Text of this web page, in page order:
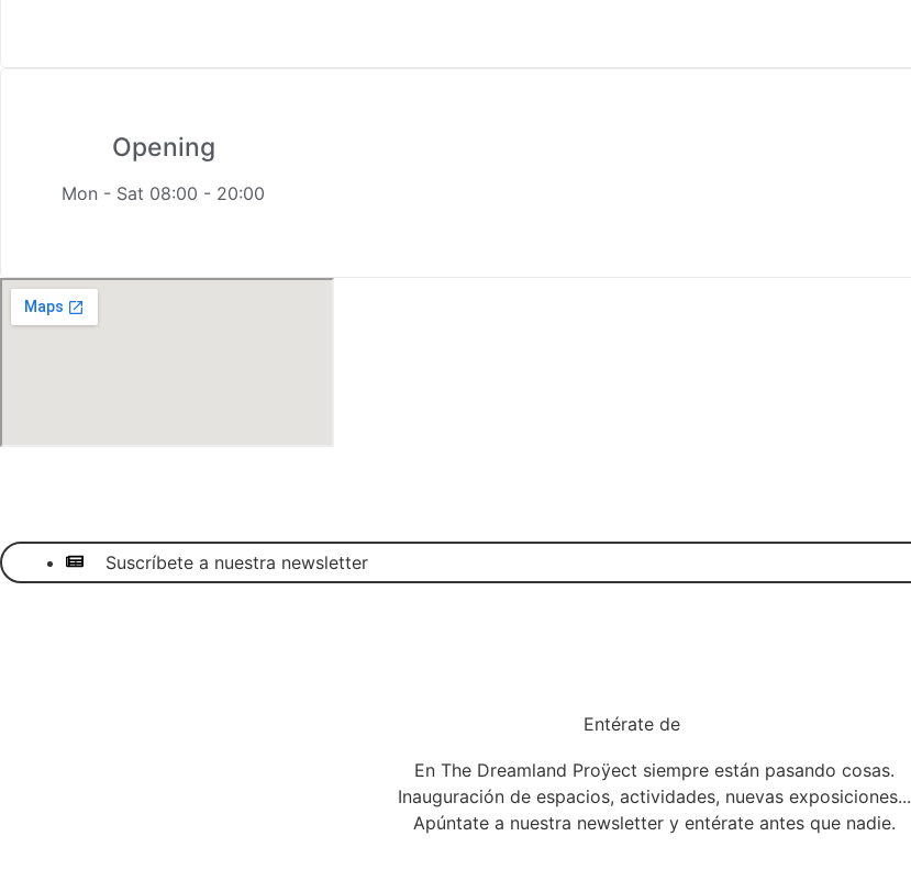
Opening
Mon - Sat 08:00 - 20:00
Suscríbete a nuestra newsletter
Entérate de
En The Dreamland Proÿect siempre están pasando cosas.
Inauguración de espacios, actividades, nuevas exposiciones...
Apúntate a nuestra newsletter y entérate antes que nadie.